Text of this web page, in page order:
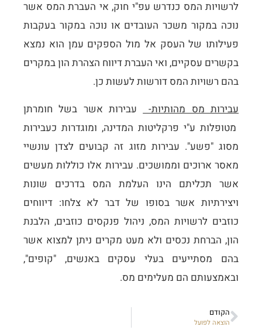
לרשויות המס כנדרש עפ"י חוק, אי העברת המס אשר
נוכה במקור משכר העובדים או נוכה במקור בעקבות
פעילותו של העסק אל מול הספקים עמן הוא נמצא
בקשרים עסקיים, ואי העברת דיווח הצהרת הון במקרים
בהם רשויות המס דורשות לעשות כן.
עבירות מס מהותיות-
עבירות אשר בשל חומרתן
מטופלות ע"י פרקליטות המדינה, ומוגדרות כעבירות
מסוג "פשע". עבירות מזוג זה קבועים לצדן עונשיי
מאסר ארוכים וממושכים. עבירות אלו כוללות מעשים
אשר תכליתם הינו העלמת המס בדרכים שונות
ויצירתיות אשר בסופו של דבר לא צלחו: דיווחים
כוזבים לרשויות המס, ניהול פנקסים כוזבים, הלבנת
הון, הברחת נכסים ולא מעט מקרים ניתן למצוא אשר
בהם מסתייעים בעלי עסקים באנשים, "קופים",
ובאמצעותם הם מעלימים מס.
הקודם
הוצאה לפועל